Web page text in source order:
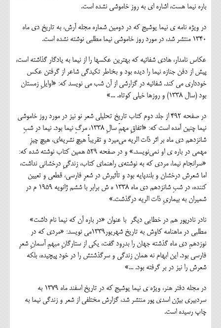
باره نیما هست، اشاره ای به روز خاموشی نشده است.
در ویژه نامه ی نیما یوشیج که در دومین شماره مجله آرش، به تاریخ دی ماه
1340 منتشر شد، در مورد روز خاموشی نیما مطلبی نوشته نشده است.
عکاس نامدار، هادي شفائيه که بهترین عکسها را از نیما به یادگار گذاشته است،
پیش از دفن جنازه نیما را دیده بود و بخاطر تکیدگی شاعر از گرفتن عکس
خودداری می کند. شفائیه در گزارشی از آن شب می نویسد که: «اوايلِ زمستان
بود (سال 1338) و روزها خيلي كوتاه. ...»
در صفحه 492 از جلد دوم کتاب تاریخ تحلیلی شعر نو نیز در مورد روز خاموشی
نیما چنین آمده است که: «اتفاقِ مهمِّ سالِ 1338، مرگِ نيما بود. نيما در شبِ
شانزدهم دي ماه بر اثر ذات الريه مي‌ميرد و تقريباً هيچ نشريه‌اي، هيچ چيزِ
مهمي در باره ي او نمي‌نويسد.» و در صفحه 529 همین کتاب نوشته شده که:
«سرانجام نيما، مردي كه به نوشته‌ي راهنماي كتاب، زندگيِ درخشاني نداشت،
اما شعرش درخشان و بلندپايه بود و تأثيرش در شعرِ فارسي، قطعي و تعيين
كننده، در شبِ شانزدهم دي ماه 1338 ه ش برابر با ششم ژانويه 1959 م در
شميران به بيماريِ ذات الريه درگذشت.»
نادر نادرپور هم در خطایی دیگر با عنوان «در باره آن كه نيما نام داشت»
مطلبی در ماهنامه كاوش به تاریخ شهريور1339می نویسد: «مردي كه در
نوزدهمِ دي ماه گذشته جهان را بدرود گفت، يكي از ستارگانِ مبهمِ آسمانِ شعرِ
فارسي بود. اين ابهام نه همان زندگي و سرگذشتش را در خود پيچيده، بلكه
شعرش را نيز در بر گرفته بود. ...»
در مجله دفتر هنر، ویژه ی نیما یوشیج که در تاریخ اسفند ماه 1379 به
سردبیری بیژن اسدی پور منتشر شد، گزارش مختلفی از شعر و زندگی نیما به
چاپ رسیده است.